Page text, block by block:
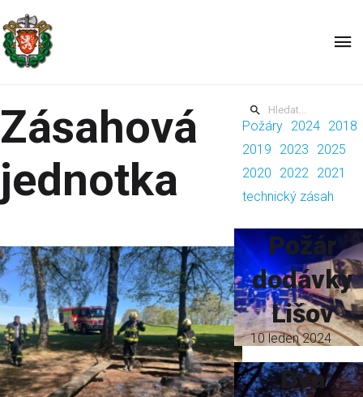
JPO III Jihočeského kraje
Zásahová
jednotka
Požáry 2024 2018
2019
2023
2025
2020
2022 2021
technický zásah
Požár
dodávky
Lišov
10 leden 2024
Dva